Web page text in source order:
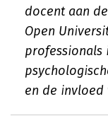
docent aan
Open
professionals
en de invloed